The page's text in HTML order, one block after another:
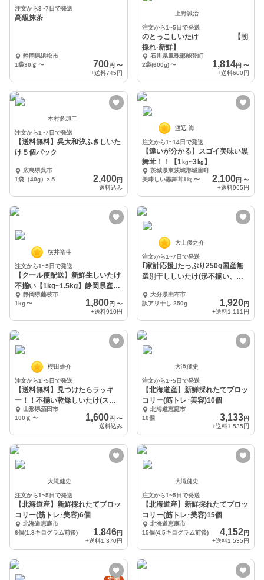
注文から3~7日で発送
高級抹茶
静岡県浜松市
1袋30ｇ 〜 700円 〜
+送料745円
上野誠治
注文から1~5日で発送
のとっこしいたけ 【朝
採れ·新鮮】
石川県鳳珠郡能登町
2袋(600g) 〜 1,814円 〜
+送料600円
木村多加二
注文から1~7日で発送
【送料無料】呉大和汐ふきしいた
け５個パック
広島県呉市
1袋（40g）×５
2,400円
送料込み
渡辺 海
注文から1~14日で発送
【違いが分かる】スゴイ美味い黒
舞茸！！【1㎏~3㎏】
茨城県東茨城郡城里町
美味しい黒舞茸1㎏ 〜 2,100円 〜
+送料965円
横井裕斗
注文から1~5日で発送
【クール便配送】新鮮生しいたけ
不揃い【1kg~1.5kg】静岡県産６
０サイズ
静岡県藤枝市
1kg〜 1,800円 〜
+送料910円
大土優之介
注文から1~7日で発送
｢家計応援｣たっぷり250g国産無
選別干ししいたけ(形不揃い、欠
大分県由布市
訳アリ干し 250g
1,920円
+送料1,111円
櫻田雄介
注文から1~5日で発送
【送料無料】見つけたらラッキ
ー！！不揃い乾燥しいたけ(スラ
イス)100g
山形県酒田市
100ｇ 〜 1,600円 〜
送料込み
大滝健史
注文から1~5日で発送
【北海道産】新鮮採れたてブロッ
コリー(筋トレ･美容)10個
北海道恵庭市
10個
3,133円
+送料1,535円
大滝健史
注文から1~5日で発送
【北海道産】新鮮採れたてブロッ
コリー(筋トレ･美容)6個
北海道恵庭市
6個(1.8キログラム前後)
1,846円
+送料1,370円
大滝健史
注文から1~5日で発送
【北海道産】新鮮採れたてブロッ
コリー(筋トレ･美容)15個
北海道恵庭市
15個(4.5キログラム前後)
4,152円
+送料1,535円